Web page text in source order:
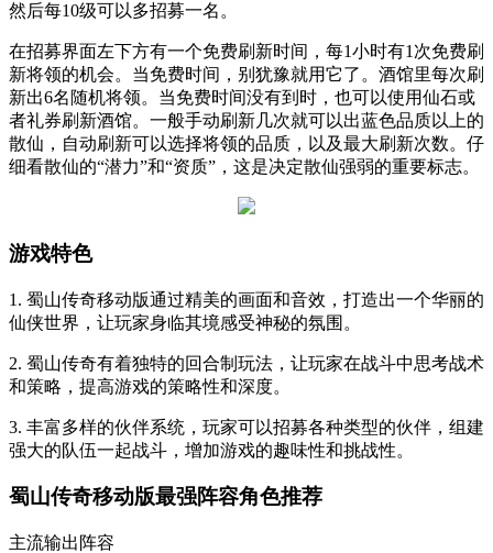
然后每10级可以多招募一名。
在招募界面左下方有一个免费刷新时间，每1小时有1次免费刷
新将领的机会。当免费时间，别犹豫就用它了。酒馆里每次刷
新出6名随机将领。当免费时间没有到时，也可以使用仙石或
者礼券刷新酒馆。一般手动刷新几次就可以出蓝色品质以上的
散仙，自动刷新可以选择将领的品质，以及最大刷新次数。仔
细看散仙的“潜力”和“资质”，这是决定散仙强弱的重要标志。
游戏特色
1. 蜀山传奇移动版通过精美的画面和音效，打造出一个华丽的
仙侠世界，让玩家身临其境感受神秘的氛围。
2. 蜀山传奇有着独特的回合制玩法，让玩家在战斗中思考战术
和策略，提高游戏的策略性和深度。
3. 丰富多样的伙伴系统，玩家可以招募各种类型的伙伴，组建
强大的队伍一起战斗，增加游戏的趣味性和挑战性。
蜀山传奇移动版最强阵容角色推荐
主流输出阵容